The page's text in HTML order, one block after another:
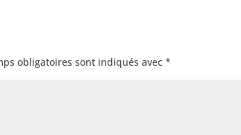
obligatoires sont indiqués avec*